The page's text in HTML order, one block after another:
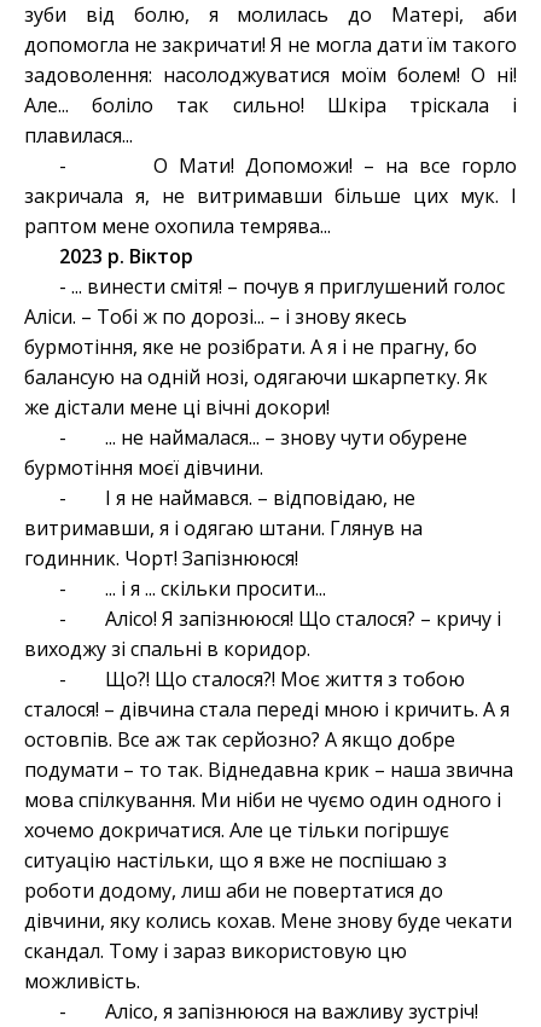
зуби від болю, я молилась до Матері, аби
допомогла не закричати! Я не могла дати їм такого
задоволення: насолоджуватися моїм болем! О ні!
Але... боліло так сильно! Шкіра тріскала і
плавилася...
- О Мати! Допоможи! – на все горло
закричала я, не витримавши більше цих мук. І
раптом мене охопила темрява...
2023 р. Віктор
- ... винести смітя! – почув я приглушений голос
Аліси. – Тобі ж по дорозі... – і знову якесь
бурмотіння, яке не розібрати. А я і не прагну, бо
балансую на одній нозі, одягаючи шкарпетку. Як
же дістали мене ці вічні докори!
- ... не наймалася... – знову чути обурене
бурмотіння моєї дівчини.
- І я не наймався. – відповідаю, не
витримавши, я і одягаю штани. Глянув на
годинник. Чорт! Запізнююся!
- ... і я ... скільки просити...
- Алісо! Я запізнююся! Що сталося? – кричу і
виходжу зі спальні в коридор.
- Що?! Що сталося?! Моє життя з тобою
сталося! – дівчина стала переді мною і кричить. А я
остовпів. Все аж так серйозно? А якщо добре
подумати – то так. Віднедавна крик – наша звична
мова спілкування. Ми ніби не чуємо один одного і
хочемо докричатися. Але це тільки погіршує
ситуацію настільки, що я вже не поспішаю з
роботи додому, лиш аби не повертатися до
дівчини, яку колись кохав. Мене знову буде чекати
скандал. Тому і зараз використовую цю
можливість.
- Алісо, я запізнююся на важливу зустріч!